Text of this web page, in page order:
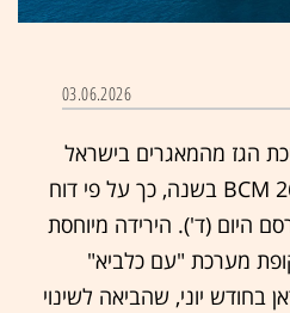
03.06.2026
הגז מהמאגרים בישראל
לשנת 2025, מ-27.1 ל-26.8 BCM בשנה, כך על פי דוח
לשנת 2025 שפורסם היום (ד'). הירידה מיוחסת
מערכת "עם כלביא"
איראן בחודש יוני, שהביאה לשינוי